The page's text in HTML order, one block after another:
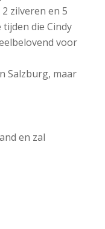
zilveren en 5
die Cindy
voor
Salzburg, maar
en zal